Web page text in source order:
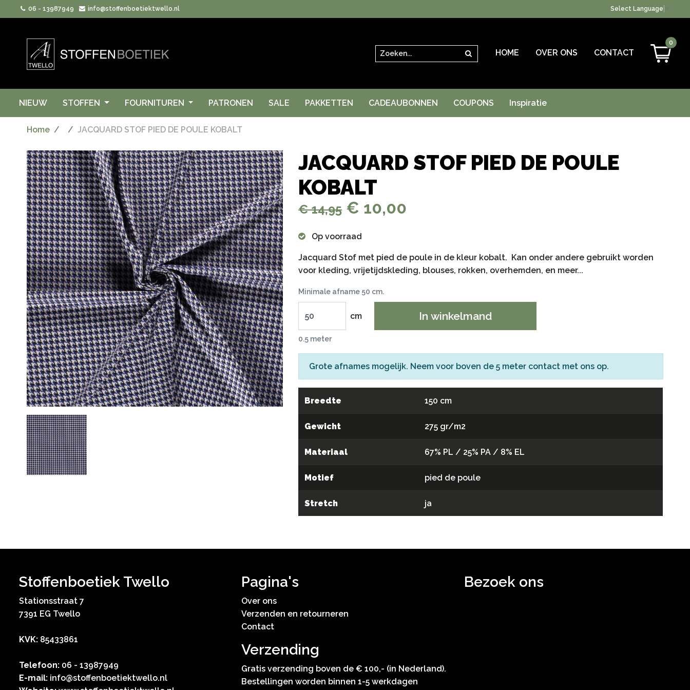
06 - 13987949 info@stoffenboetiektwello.nl Select Language
Zoeken Zoeken HOME OVER ONS CONTACT
0
NIEUW STOFFEN FOURNITUREN PATRONEN SALE PAKKETTEN CADEAUBONNEN COUPONS Inspiratie
Home JACQUARD STOF PIED DE POULE KOBALT
JACQUARD STOF PIED DE POULE
KOBALT
€ 14,95€ 10,00
Op voorraad
Jacquard Stof met pied de poule in de kleur kobalt. Kan onder andere gebruikt worden
voor kleding, vrijetijdskleding, blouses, rokken, overhemden, en meer...
Minimale afname 50 cm.
cm In winkelmand
0.5 meter
Grote afnames mogelijk. Neem voor boven de 5 meter contact met ons op.
Breedte 150 cm
Gewicht 275 gr/m2
Materiaal 67% PL / 25% PA / 8% EL
Motief pied de poule
Stretch ja
Stoffenboetiek Twello
Stationsstraat 7
7391 EG Twello
KVK: 85433861
Telefoon: 06 - 13987949
E-mail: info@stoffenboetiektwello.nl
Pagina's
Over ons
Verzenden en retourneren
Contact
Verzending
Gratis verzending boven de € 100,- (in Nederland).
Bestellingen worden binnen 1-5 werkdagen
Bezoek ons